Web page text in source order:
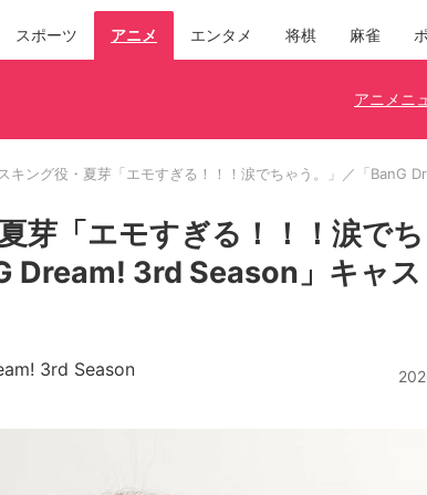
スポーツ アニメ エンタメ 将棋 麻雀
アニメニ
キング役・夏芽「エモすぎる！！！涙でちゃう。」／「BanG
芽「エモすぎる！！！涙で
Dream! 3rd Season」キャス
3rd Season